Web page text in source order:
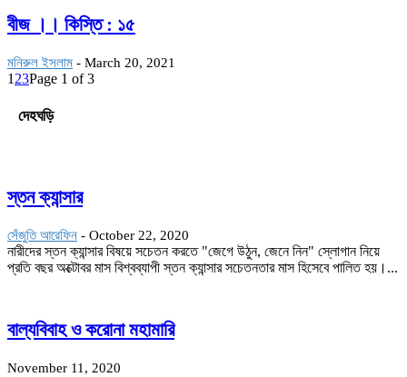
বীজ ।। কিস্তি : ১৫
মনিরুল ইসলাম - March 20, 2021
1 23Page 1 of 3
দেহঘড়ি
স্তন ক্যান্সার
সেঁজুতি আরেফিন - October 22, 2020
নারীদের স্তন ক্যান্সার বিষয়ে সচেতন করতে "জেগে উঠুন, জেনে নিন" স্লোগান নিয়ে
প্রতি বছর অক্টোবর মাস বিশ্বব্যাপী স্তন ক্যান্সার সচেতনতার মাস হিসেবে পালিত হয়।...
বাল্যবিবাহ ও করোনা মহামারি
November 11, 2020